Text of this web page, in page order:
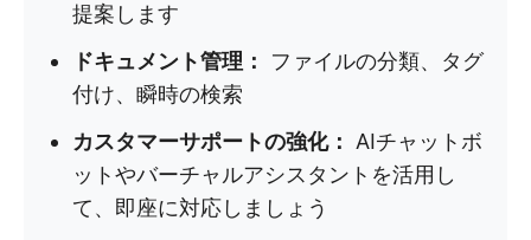
提案します
ドキュメント管理：
ファイルの分類、タグ
付け、瞬時の検索
カスタマーサポートの強化：
AIチャットボ
ットやバーチャルアシスタントを活用し
て、即座に対応しましょう